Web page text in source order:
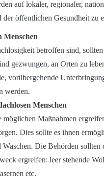
auf lokaler, regionaler,
der öffentlichen Gesundheit zu
Menschen
betroffen sind,
gezwungen, an Orten zu
vorübergehende
werden.
Menschen
Maßnahmen
Dies sollte es ihnen
Waschen. Die Behörden
ergreifen: leer stehende
etc.